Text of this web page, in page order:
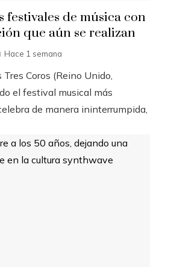
festivales de música con
que aún se realizan
Hace 1 semana
Tres Coros (Reino Unido,
el festival musical más
de manera ininterrumpida,